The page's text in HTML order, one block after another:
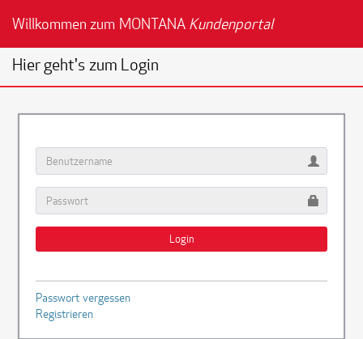
Willkommen zum MONTANA Kundenportal
Hier geht's zum Login
Benutzername
Passwort
Login
Passwort vergessen
Registrieren